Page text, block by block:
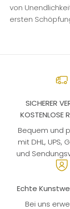
von
ersten
SICHERER
KOSTENLOSE
Bequem und
mit DHL, UPS,
und
Echte
Bei uns